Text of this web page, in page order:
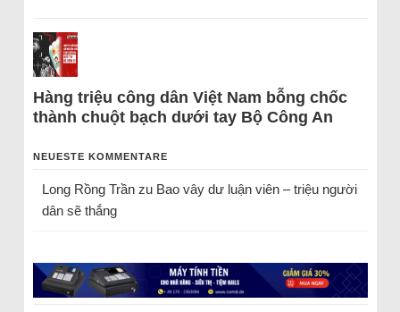
Hàng triệu công dân Việt Nam bỗng chốc
thành chuột bạch dưới tay Bộ Công An
NEUESTE KOMMENTARE
Long Rồng Trầnzu Bao vây dư luận viên – triệu người
dân sẽ thắng